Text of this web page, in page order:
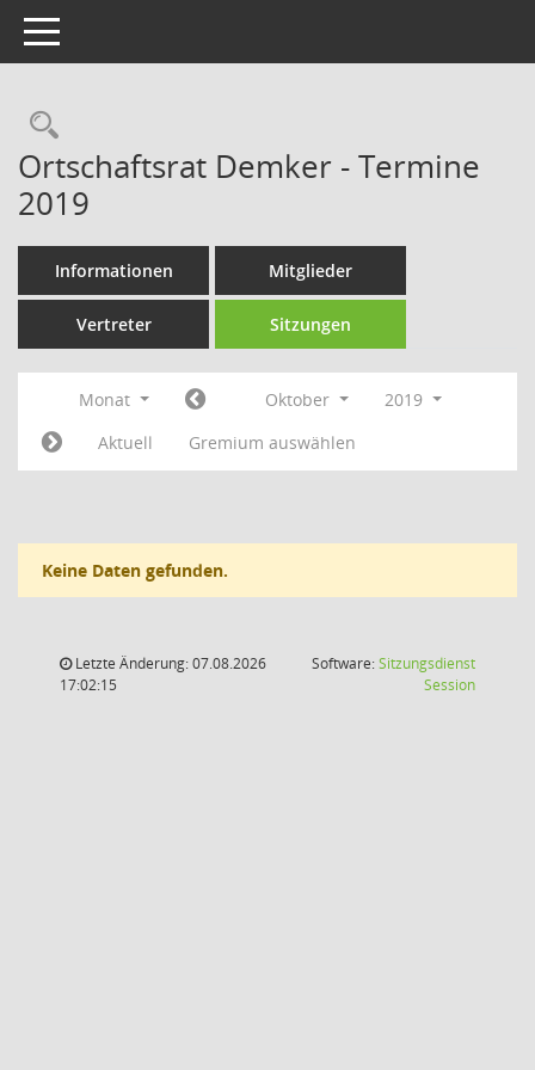
Toggle navigation
Rechercheauswahl
Ortschaftsrat Demker - Termine
2019
Informationen Mitglieder
Vertreter Sitzungen
Monat Oktober
2019
Aktuell
Gremium auswählen
Keine Daten gefunden.
Letzte Änderung: 07.08.2026
17:02:15
Software:Sitzungsdienst
Session(Wird in